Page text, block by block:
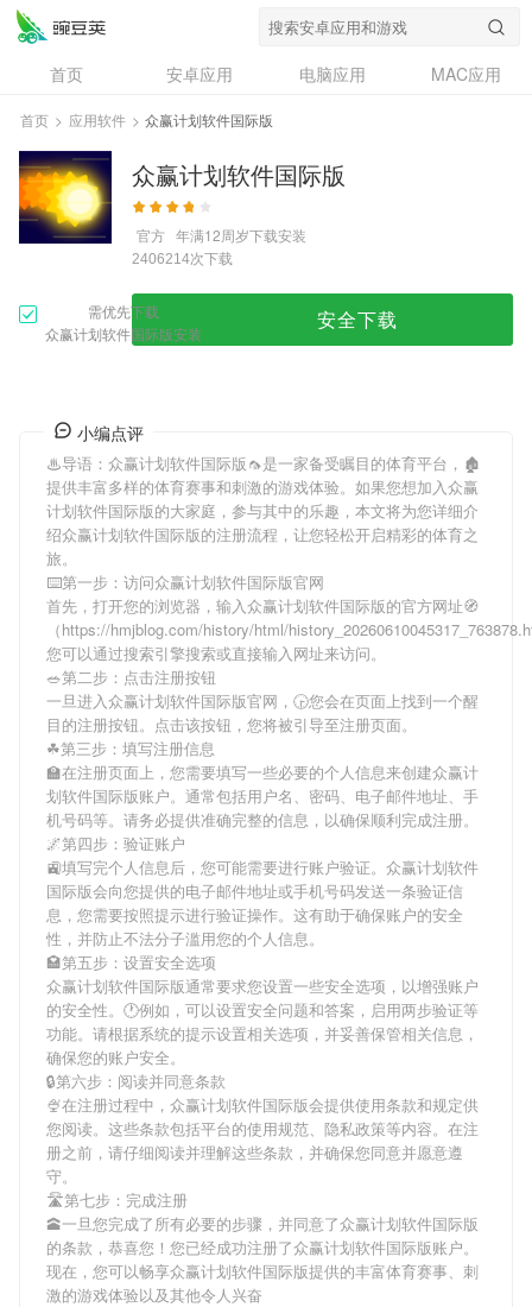
首页 安卓应用 电脑应用
MAC应用
资讯
专题
问答
首页 > 应用软件 > 众赢计划软件国际版
众赢计划软件国际版
官方 年满12周岁下载安装
2406214次下载
需优先下载
众赢计划软件国际版安装
安全下载
小编点评
♨导语： 众赢计划软件国际版🦟是一家备受瞩目的体育平台，🏚
提供丰富多样的体育赛事和刺激的游戏体验。如果您想加入众赢
计划软件国际版的大家庭，参与其中的乐趣，本文将为您详细介
绍众赢计划软件国际版的注册流程，让您轻松开启精彩的体育之
旅。
⌨️第一步：访问众赢计划软件国际版官网
首先，打开您的浏览器，输入众赢计划软件国际版的官方网址🧭
（https://hmjblog.com/history/html/
您可以通过搜索引擎搜索或直接输入网址来访问。
🥗第二步：点击注册按钮
一旦进入众赢计划软件国际版官网，🕞您会在页面上找到一个醒
目的注册按钮。点击该按钮，您将被引导至注册页面。
☘第三步：填写注册信息
🏫在注册页面上，您需要填写一些必要的个人信息来创建众赢计
划软件国际版账户。通常包括用户名、密码、电子邮件地址、手
机号码等。请务必提供准确完整的信息，以确保顺利完成注册。
🌌第四步：验证账户
🚉填写完个人信息后，您可能需要进行账户验证。 众赢计划软件
国际版会向您提供的电子邮件地址或手机号码发送一条验证信
息，您需要按照提示进行验证操作。这有助于确保账户的安全
性，并防止不法分子滥用您的个人信息。
🏩第五步：设置安全选项
众赢计划软件国际版通常要求您设置一些安全选项，以增强账户
的安全性。🕐例如，可以设置安全问题和答案，启用两步验证等
功能。请根据系统的提示设置相关选项，并妥善保管相关信息，
确保您的账户安全。
🔒第六步：阅读并同意条款
🍨在注册过程中， 众赢计划软件国际版会提供使用条款和规定供
您阅读。这些条款包括平台的使用规范、隐私政策等内容。在注
册之前，请仔细阅读并理解这些条款，并确保您同意并愿意遵
守。
🛣第七步：完成注册
🕋一旦您完成了所有必要的步骤，并同意了众赢计划软件国际版
的条款，恭喜您！您已经成功注册了众赢计划软件国际版账户。
现在，您可以畅享众赢计划软件国际版提供的丰富体育赛事、刺
激的游戏体验以及其他令人兴奋